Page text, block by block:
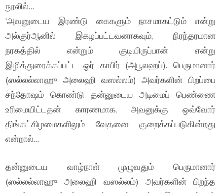
நூலில்…
‘அவனுடைய இரண்டு கைகளும் நாசமாகட்டும் என்று
அல்குர்ஆனில் இகழப்பட்டவனாகவும், நிரந்தரமான
நரகத்தில் என்றும் குடியிருப்பான் என்று
இழித்துரைக்கப்பட்ட ஓர் காபிர் (அபூலஹப்). பெருமானார்
(ஸல்லல்லாஹு அலைஹி வஸல்லம்) அவர்களின் பிறப்பை
சந்தோஷம் கொண்டு தன்னுடைய அடிமைப் பெண்ணை
உரிமையிட்டதன் காரணமாக, அவனுக்கு ஒவ்வோர்
திங்கட்கிழமைகளிலும் வேதனை குறைக்கப்படுகின்றது
என்றால்…
தன்னுடைய வாழ்நாள் முழுவதும் பெருமானார்
(ஸல்லல்லாஹு அலைஹி வஸல்லம்) அவர்களின் பிறந்த